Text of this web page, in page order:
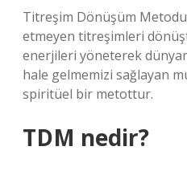
Titreşim Dönüşüm
etmeyen titreşimleri
enerjileri yöneterek
hale gelmemizi sağlayan
spiritüel bir metottur.
TDM nedir?